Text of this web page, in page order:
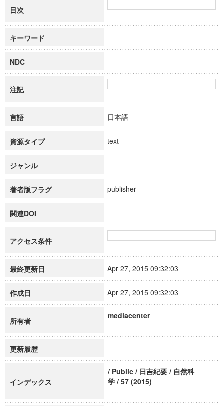
目次
キーワード
NDC
注記
言語 日本語
資源タイプ text
ジャンル
著者版フラグ publisher
関連DOI
アクセス条件
最終更新日 Apr 27, 2015 09:32:03
作成日 Apr 27, 2015 09:32:03
所有者
mediacenter
更新履歴
インデックス
/ Public / 日吉紀要 / 自然科
学 / 57 (2015)